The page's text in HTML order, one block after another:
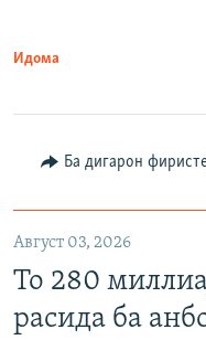
Идома
Ба дигарон
Август 03, 2026
То 280
расида ба